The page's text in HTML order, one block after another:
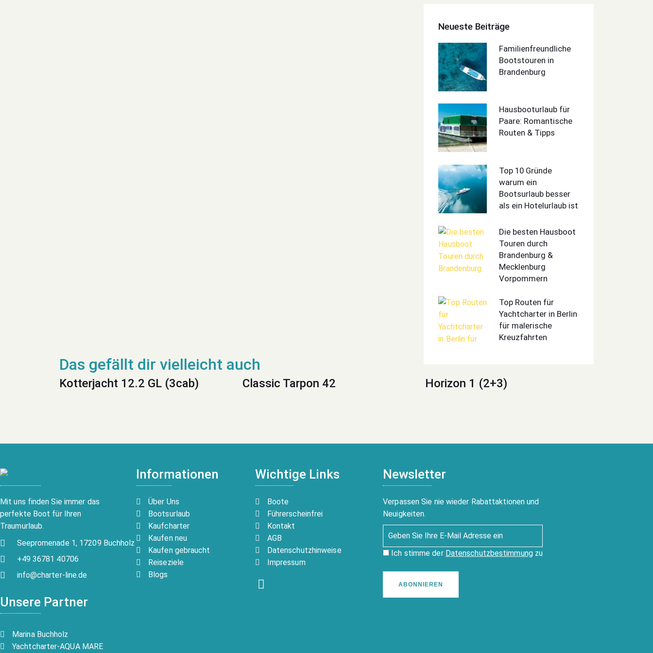
Neueste Beiträge
Familienfreundliche
Bootstouren in
Brandenburg
Hausbooturlaub für
Paare: Romantische
Routen & Tipps
Top 10 Gründe
warum ein
Bootsurlaub besser
als ein Hotelurlaub ist
Die besten Hausboot
Touren durch
Brandenburg &
Mecklenburg
Vorpommern
Top Routen für
Yachtcharter in Berlin
für malerische
Kreuzfahrten
Kotterjacht 12.2 GL (3cab) Classic Tarpon 42 Horizon 1 (2+3)
Mit uns finden Sie immer das
perfekte Boot für Ihren
Traumurlaub.
Seepromenade 1, 17209 Buchholz
+49 36781 40706
info@charter-line.de
Unsere Partner
Marina Buchholz
Yachtcharter-AQUA MARE
Informationen
Über Uns
Bootsurlaub
Kaufcharter
Kaufen neu
Kaufen gebraucht
Reiseziele
Blogs
Wichtige Links
Boote
Führerscheinfrei
Kontakt
AGB
Datenschutzhinweise
Impressum
Newsletter
Verpassen Sie nie wieder Rabattaktionen und
Neuigkeiten.
Ich stimme der Datenschutzbestimmungzu
ABONNIEREN